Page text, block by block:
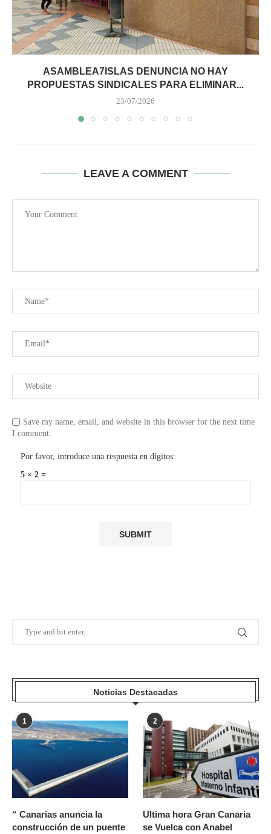
ASAMBLEA7ISLAS DENUNCIA NO HAY
PROPUESTAS SINDICALES PARA ELIMINAR...
23/07/2026
LEAVE A COMMENT
Save my name, email, and website in this browser for the next time
I comment.
Por favor, introduce una respuesta en dígitos:
5 × 2 =
Noticias Destacadas
1
“ Canarias anuncia la
construcción de un puente
2
Ultima hora Gran Canaria
se Vuelca con Anabel